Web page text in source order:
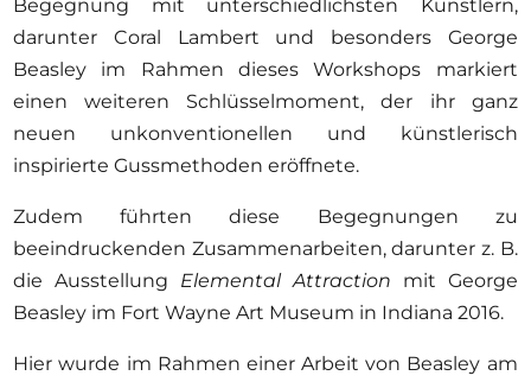
Begegnung mit unterschiedlichsten Künstlern,
darunter Coral Lambert und besonders George
Beasley im Rahmen dieses Workshops markiert
einen weiteren Schlüsselmoment, der ihr ganz
neuen unkonventionellen und künstlerisch
inspirierte Gussmethoden eröffnete.
Zudem führten diese Begegnungen zu
beeindruckenden Zusammenarbeiten, darunter z. B.
die Ausstellung Elemental Attraction mit George
Beasley im Fort Wayne Art Museum in Indiana 2016.
Hier wurde im Rahmen einer Arbeit von Beasley am